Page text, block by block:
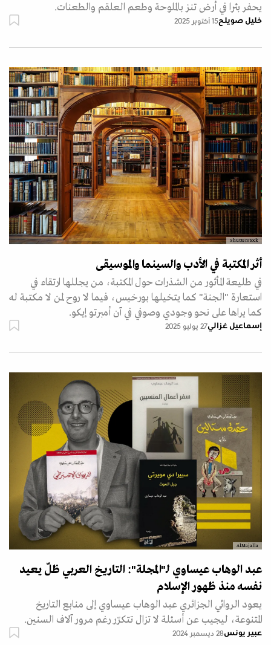
يحفر بئرا في أرض تنز بالملوحة وطعم العلقم والطعنات.
خليل صويلح15 أكتوبر 2025
Shutterstock
أثر المكتبة في الأدب والسينما والموسيقى
في طليعة المأثور من الشذرات حول المكتبة، من يجللها ارتقاء في
استعارة "الجنة" كما يتخيلها بورخيس، فيما لا روح لمن لا مكتبة له
كما يراها على نحو وجودي وصوفي في آن أمبرتو إيكو.
إسماعيل غزالي27 يوليو 2025
AlMajalla
عبد الوهاب عيساوي لـ"المجلة": التاريخ العربي ظلّ يعيد
نفسه منذ ظهور الإسلام
يعود الروائي الجزائري عبد الوهاب عيساوي إلى منابع التاريخ
المتنوعة، ليجيب عن أسئلة لا تزال تتكرّر رغم مرور آلاف السنين.
عبير يونس28 ديسمبر 2024